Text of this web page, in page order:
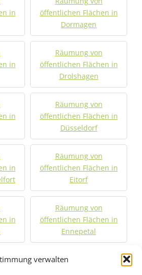
verwalten
in
öffentlichen Flächen in
Dormagen
in
Räumung von
öffentlichen Flächen in
Drolshagen
in
Räumung von
öffentlichen Flächen in
Düsseldorf
in
Räumung von
öffentlichen Flächen in
Eitorf
in
Räumung von
öffentlichen Flächen in
Ennepetal
Räumung von